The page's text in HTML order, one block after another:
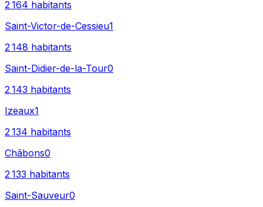
2 164 habitants
Saint-Victor-de-Cessieu1
2 148 habitants
Saint-Didier-de-la-Tour0
2 143 habitants
Izeaux1
2 134 habitants
Châbons0
2 133 habitants
Saint-Sauveur0